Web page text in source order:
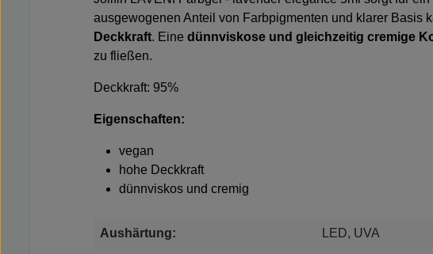
ausgewogenen Anteil von Farbpigmenten und klarer Basis
Deckkraft. Eine dünnviskose und gleichzeitig cremige
zu fließen.
Deckkraft: 95%
Eigenschaften:
vegan
hohe Deckkraft
dünnviskos und cremig
Aushärtung: LED, UVA